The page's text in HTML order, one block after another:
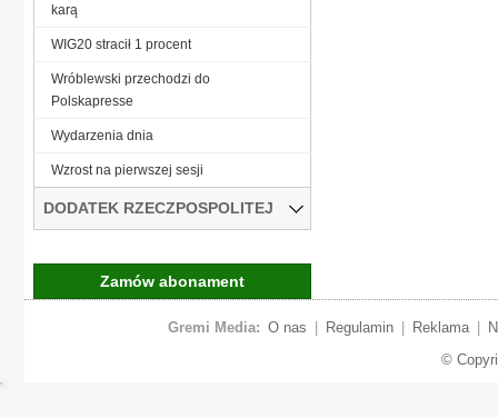
karą
WIG20 stracił 1 procent
Wróblewski przechodzi do
Polskapresse
Wydarzenia dnia
Wzrost na pierwszej sesji
DODATEK RZECZPOSPOLITEJ
Zamów abonament
Gremi Media: O nas Regulamin Reklama
©